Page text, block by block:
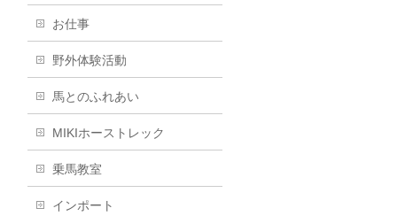
お仕事
野外体験活動
馬とのふれあい
MIKIホーストレック
乗馬教室
インポート